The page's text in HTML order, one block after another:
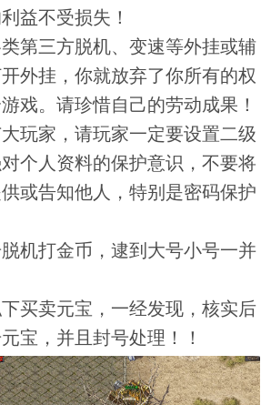
益不受损失！
第三方脱机、变速等外挂或辅
外挂，你就放弃了你所有的权
戏。请珍惜自己的劳动成果！
玩家，请玩家一定要设置二级
个人资料的保护意识，不要将
或告知他人，特别是密码保护
机打金币，逮到大号小号一并
买卖元宝，一经发现，核实后
宝，并且封号处理！！